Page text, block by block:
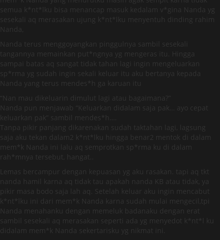
semua k*nt*lku bisa menancap masuk kedalam v*gina Nanda yg
sesekali aq merasakan ujung k*nt*lku menyentuh dinding rahim
Nanda,
Nanda terus menggoyangkan pinggulnya sambil sesekali
tangannya memainkan put*ngnya yg mengeras itu. Hingga
sampai batas aq sangat tidak tahan lagi ingin mengeluarkan
sp*rma yg sudah ingin sekali keluar itu aku bertanya kepada
Nanda yang terus mendes*h ga karuan itu
“Nan mau dikeluarin dimulut lagi atau bagaimana?”
Nanda pun menjawab “Keluarkan didalam saja pak… ayo cepat
keluarkan pak” sambil mendes*h….
Tanpa pikir panjang dikarenakan sudah taktahan lagi, lagsung
saja aku tekan dalam2 k*nt*lku hingga benar2 mentok di dalam
mem*k Nanda ini lalu aq semprotkan sp*rma ku di dalam
rah*mnya tersebut, hangat..
Lemas bercampur dengan kepuasan yg aku rasakan. tapi aq tkt
nanda hamil karna aq tidak tau apakah nanda KB atau tidak, ya
pikir masa bodo saja lah aq. Setelah keluar aku ingin mencabut
k*nt*lku ini dari mem*k Nanda karna sudah mulai mengecil,tpi
Nanda menahanku dengan memeluk badanaku dengan erat
sambil sesekali aq merasakan seperti ada yg menyedot k*nt*l ku
didalam mem*k Nanda sekertarisku yg nikmat ini.